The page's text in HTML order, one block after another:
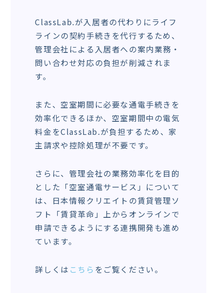
ClassLab.が入居者の代わりにライフ
ラインの契約手続きを代行するため、
管理会社による入居者への案内業務・
問い合わせ対応の負担が削減されま
す。
また、空室期間に必要な通電手続きを
効率化できるほか、空室期間中の電気
料金をClassLab.が負担するため、家
主請求や控除処理が不要です。
さらに、管理会社の業務効率化を目的
とした「空室通電サービス」について
は、日本情報クリエイトの賃貸管理ソ
フト「賃貸革命」上からオンラインで
申請できるようにする連携開発も進め
ています。
詳しくは こちら をご覧ください。